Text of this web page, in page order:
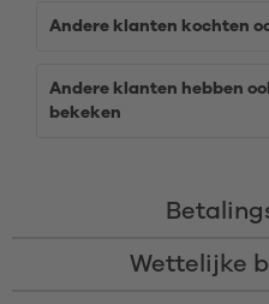
Andere klanten kochten
Andere klanten hebben
bekeken
Wettelijke